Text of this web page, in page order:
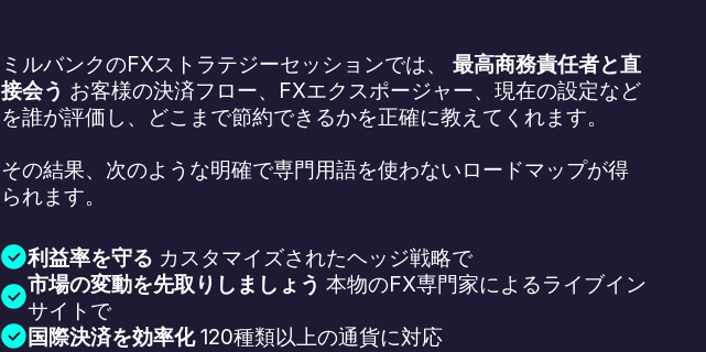
ミルバンクのFXストラテジーセッションでは、 最高商務責任者と直
接会う お客様の決済フロー、FXエクスポージャー、現在の設定など
を誰が評価し、どこまで節約できるかを正確に教えてくれます。
その結果、次のような明確で専門用語を使わないロードマップが得
られます。
利益率を守る カスタマイズされたヘッジ戦略で
市場の変動を先取りしましょう 本物のFX専門家によるライブイン
サイトで
国際決済を効率化120種類以上の通貨に対応